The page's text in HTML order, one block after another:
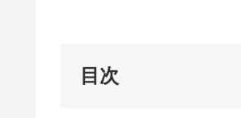
目次